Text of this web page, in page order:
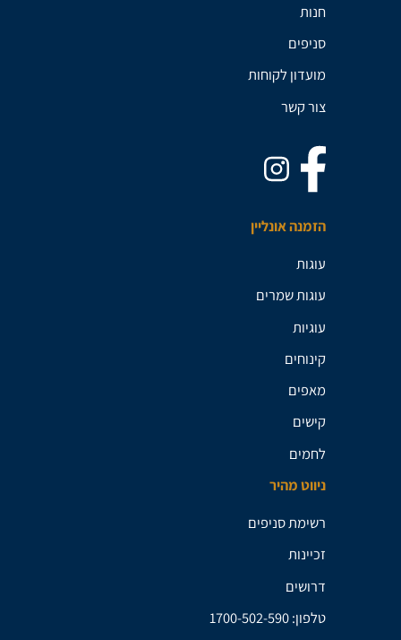
חנות
סניפים
מועדון לקוחות
צור קשר
הזמנה אונליין
עוגות
עוגות שמרים
עוגיות
קינוחים
מאפים
קישים
לחמים
ניווט מהיר
רשימת סניפים
זכיינות
דרושים
טלפון: 1700-502-590